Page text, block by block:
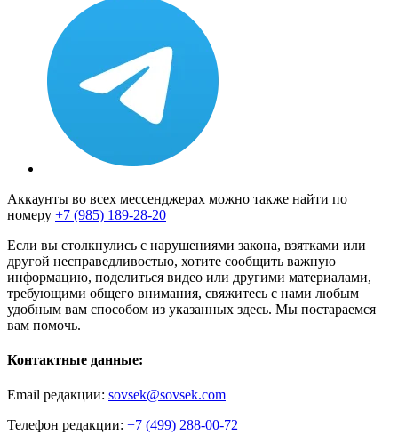
Аккаунты во всех мессенджерах можно также найти по
номеру +7 (985) 189-28-20
Если вы столкнулись с нарушениями закона, взятками или
другой несправедливостью, хотите сообщить важную
информацию, поделиться видео или другими материалами,
требующими общего внимания, свяжитесь с нами любым
удобным вам способом из указанных здесь. Мы постараемся
вам помочь.
Контактные данные:
Email редакции: sovsek@sovsek.com
Телефон редакции: +7 (499) 288-00-72